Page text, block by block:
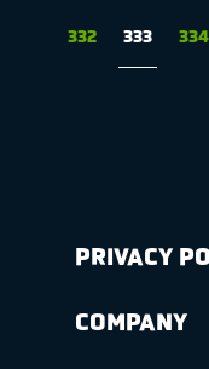
332 333 334
PRIVACY
COMPANY